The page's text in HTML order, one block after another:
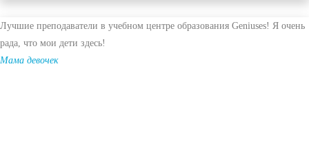
Лучшие преподаватели в учебном центре образования Geniuses! Я очень
рада, что мои дети здесь!
Мама девочек